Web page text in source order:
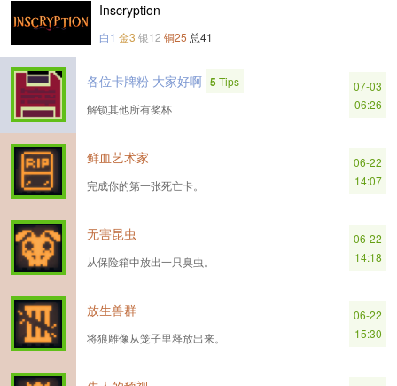
Inscryption
白1 金3 银12 铜25 总41
各位卡牌粉 大家好啊 5Tips
解锁其他所有奖杯
07-03
06:26
鲜血艺术家
完成你的第一张死亡卡。
06-22
14:07
无害昆虫
从保险箱中放出一只臭虫。
06-22
14:18
放生兽群
将狼雕像从笼子里释放出来。
06-22
15:30